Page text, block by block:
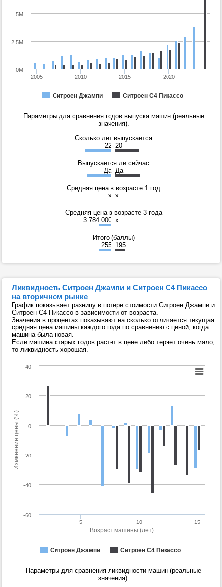
Ситроен Джампи Ситроен С4 Пикассо
2005 2010 2015 2020
0M
2.5M
5M
Параметры для сравнения годов выпуска машин (реальные
значения).
Сколько лет выпускается
22 20
Выпускается ли сейчас
Да Да
Средняя цена в возрасте 1 год
x x
Средняя цена в возрасте 3 года
3 784 000 x
Итого (баллы)
255 195
Ликвидность Ситроен Джампи и Ситроен С4 Пикассо
на вторичном рынке
График показывает разницу в потере стоимости Ситроен Джампи и
Ситроен С4 Пикассо в зависимости от возраста.
Значения в процентах показывают на сколько отличается текущая
средняя цена машины каждого года по сравнению с ценой, когда
машина была новая.
Если машина старых годов растет в цене либо теряет очень мало,
то ликвидность хорошая.
Возраст машины (лет)
Изменение цены (%)
Ситроен Джампи Ситроен С4 Пикассо
5 10 15
-60
-40
-20
0
20
40
Параметры для сравнения ликвидности машин (реальные
значения).